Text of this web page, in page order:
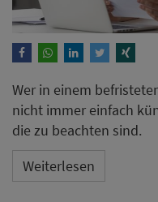
Wer in einem
nicht immer einfach
die zu beachten sind.
Weiterlesen